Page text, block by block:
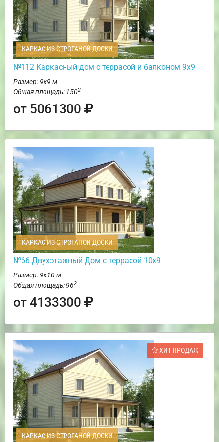
КАРКАС ИЗ СТРОГАНОЙ ДОСКИ
№112 Каркасный дом с террасой и балконом 9х9
Размер: 9х9 м
Общая площадь: 1502
от 5061300
КАРКАС ИЗ СТРОГАНОЙ ДОСКИ
№66 Двухэтажный Дом с террасой 10х9
Размер: 9х10 м
Общая площадь: 962
от 4133300
ХИТ ПРОДАЖ
КАРКАС ИЗ СТРОГАНОЙ ДОСКИ